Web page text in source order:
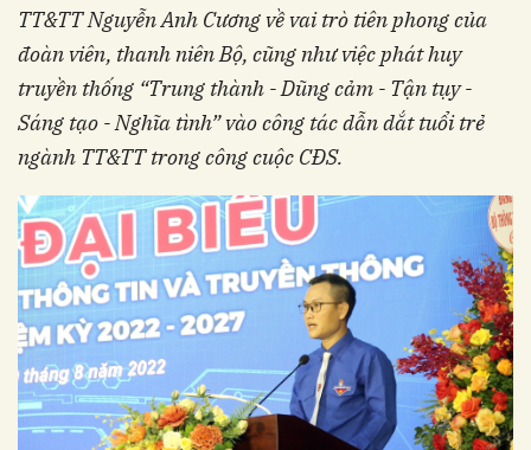
TT&TT Nguyễn Anh Cương về vai trò tiên phong của
đoàn viên, thanh niên Bộ, cũng như việc phát huy
truyền thống “Trung thành - Dũng cảm - Tận tụy -
Sáng tạo - Nghĩa tình” vào công tác dẫn dắt tuổi trẻ
ngành TT&TT trong công cuộc CĐS.